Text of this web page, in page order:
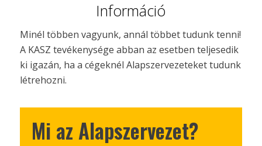
Információ
Minél többen vagyunk, annál többet tudunk tenni!
A KASZ tevékenysége abban az esetben teljesedik
ki igazán, ha a cégeknél Alapszervezeteket tudunk
létrehozni.
Mi az Alapszervezet?